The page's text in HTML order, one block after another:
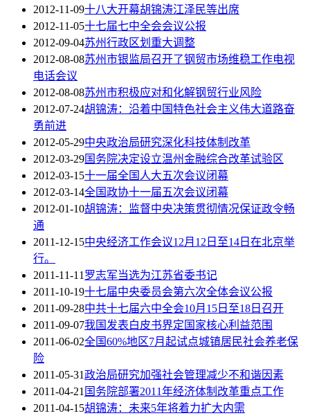
2012-11-09十八大开幕胡锦涛江泽民等出席
2012-11-05十七届七中全会会议公报
2012-09-04苏州行政区划重大调整
2012-08-08苏州市银监局召开了钢贸市场维稳工作电视
电话会议
2012-08-08苏州市积极应对和化解钢贸行业风险
2012-07-24胡锦涛：沿着中国特色社会主义伟大道路奋
勇前进
2012-05-29中央政治局研究深化科技体制改革
2012-03-29国务院决定设立温州金融综合改革试验区
2012-03-15十一届全国人大五次会议闭幕
2012-03-14全国政协十一届五次会议闭幕
2012-01-10胡锦涛：监督中央决策贯彻情况保证政令畅
通
2011-12-15中央经济工作会议12月12日至14日在北京举
行。
2011-11-11罗志军当选为江苏省委书记
2011-10-19十七届中央委员会第六次全体会议公报
2011-09-28中共十七届六中全会10月15日至18日召开
2011-09-07我国发表白皮书界定国家核心利益范围
2011-06-02全国60%地区7月起试点城镇居民社会养老保
险
2011-05-31政治局研究加强社会管理减少不和谐因素
2011-04-21 国务院部署2011年经济体制改革重点工作
2011-04-15胡锦涛：未来5年将着力扩大内需